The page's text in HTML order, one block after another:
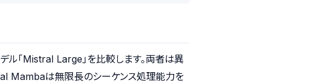
「Mistral Large」を比較します。両者は異
Mambaは無限長のシーケンス処理能力を